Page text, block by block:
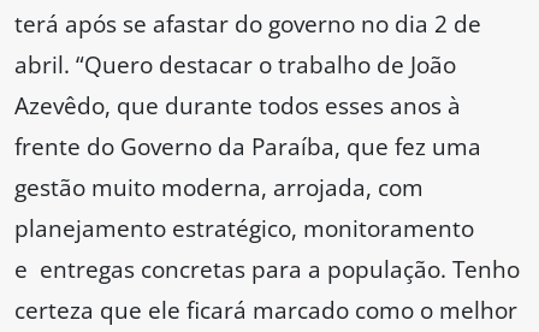
terá após se afastar do governo no dia 2 de
abril. “Quero destacar o trabalho de João
Azevêdo, que durante todos esses anos à
frente do Governo da Paraíba, que fez uma
gestão muito moderna, arrojada, com
planejamento estratégico, monitoramento
e entregas concretas para a população. Tenho
certeza que ele ficará marcado como o melhor